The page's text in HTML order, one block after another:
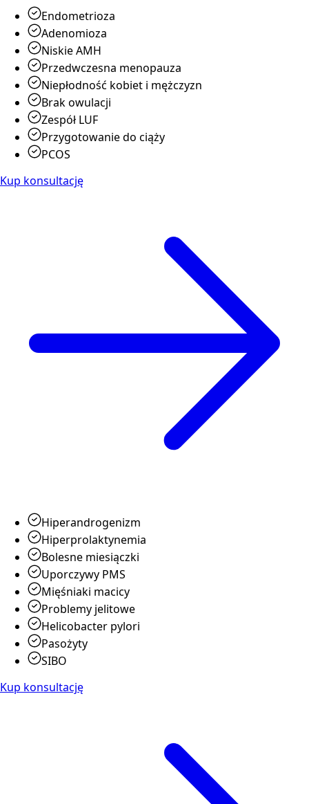
Endometrioza
Adenomioza
Niskie AMH
Przedwczesna menopauza
Niepłodność kobiet i mężczyzn
Brak owulacji
Zespół LUF
Przygotowanie do ciąży
PCOS
Kup konsultację
Hiperandrogenizm
Hiperprolaktynemia
Bolesne miesiączki
Uporczywy PMS
Mięśniaki macicy
Problemy jelitowe
Helicobacter pylori
Pasożyty
SIBO
Kup konsultację